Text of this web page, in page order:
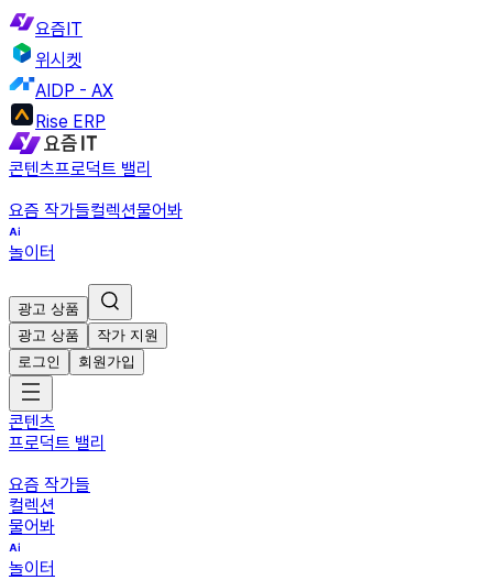
요즘IT
위시켓
AIDP - AX
Rise ERP
콘텐츠프로덕트 밸리
요즘 작가들컬렉션물어봐
놀이터
광고 상품
광고 상품
작가 지원
로그인
회원가입
콘텐츠
프로덕트 밸리
요즘 작가들
컬렉션
물어봐
놀이터